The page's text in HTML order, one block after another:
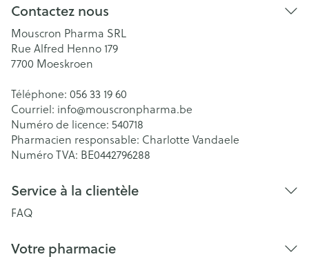
Contactez nous
Mouscron Pharma SRL
Rue Alfred Henno 179
7700 Moeskroen
Téléphone: 056 33 19 60
Courriel: info@mouscronpharma.be
Numéro de licence: 540718
Pharmacien responsable: Charlotte Vandaele
Numéro TVA: BE0442796288
Service à la clientèle
FAQ
Votre pharmacie